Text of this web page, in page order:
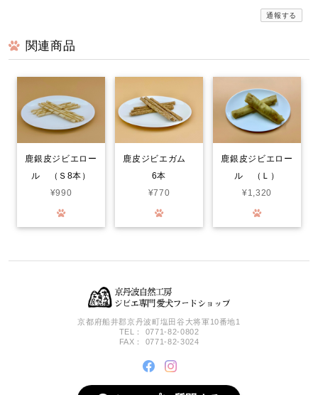
今回は鹿のドライジャーキーに…。家は愛犬2匹なので、早速届いて
分かるのか？凄く喜んでいます。封をあけると！喜びをか消せない
のか！大喜びで！ 飼い主も嬉しくなる次第です。いろんなジャー
キーをあげて来ましたが！格別に喜び方が違います。○ レッスン
やご飯の前のおやつで あげてますが！まだまだ気になる品物が沢
山有るので！また購入させて頂きます…。笑
鹿肉ごはん。お得な1.5kg smileyコラボ！
Smiley (スマイリー) 国産ﾁｷﾝdeli 1.5kg
猪レトルト(カット肉) 50グラム
通報する
関連商品
鹿銀皮ジビエロー
ル （Ｓ8本）
¥990
鹿皮ジビエガム
6本
¥770
鹿銀皮ジビエロー
ル （Ｌ）
¥1,320
京都府船井郡京丹波町塩田谷大将軍10番地1
TEL： 0771-82-0802
FAX： 0771-82-3024